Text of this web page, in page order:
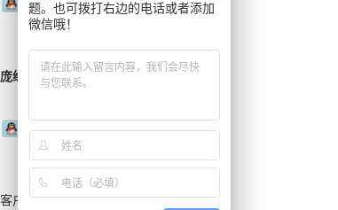
庞经理:189-6640-5590
客户服务热线
题。也可拨打右边的电话或者添加
微信哦！